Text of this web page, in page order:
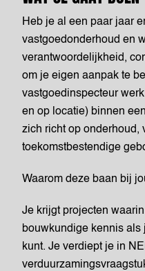
Heb je al een paar jaar
vastgoedonderhoud en
verantwoordelijkheid,
om je eigen aanpak te
vastgoedinspecteur
en op locatie) binnen
zich richt op onderhoud,
toekomstbestendige
Waarom deze baan bij
Je krijgt projecten
bouwkundige kennis
kunt. Je verdiept je in